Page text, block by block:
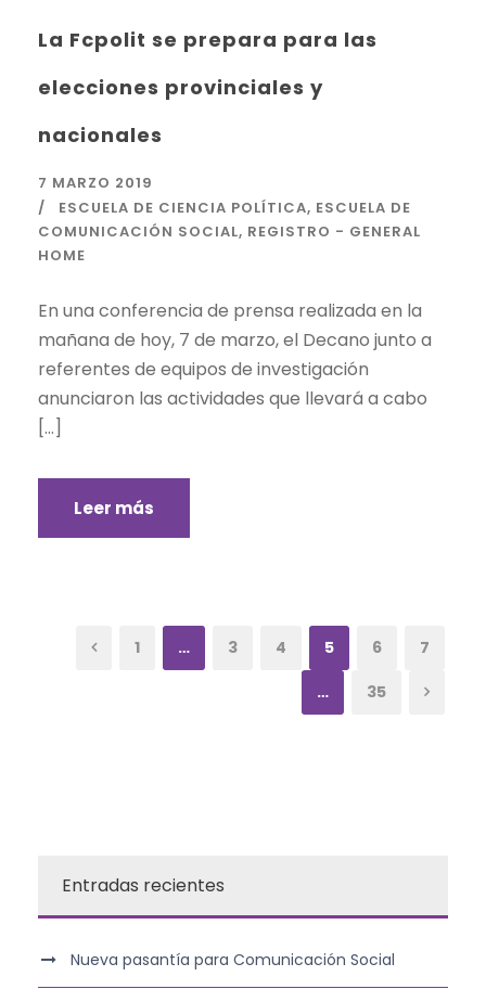
La Fcpolit se prepara para las
elecciones provinciales y
nacionales
7 MARZO 2019
ESCUELA DE CIENCIA POLÍTICA, ESCUELA DE
COMUNICACIÓN SOCIAL, REGISTRO - GENERAL
HOME
En una conferencia de prensa realizada en la
mañana de hoy, 7 de marzo, el Decano junto a
referentes de equipos de investigación
anunciaron las actividades que llevará a cabo
[…]
Leer más
1 … 3 4 5 6 7
… 35
Entradas recientes
Nueva pasantía para Comunicación Social